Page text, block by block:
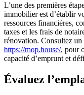
L’une des premières
immobilier est d’établir
ressources financières,
taxes et les frais de
rénovation. Consultez
https://mop.house/, pour
capacité d’emprunt et
Évaluez